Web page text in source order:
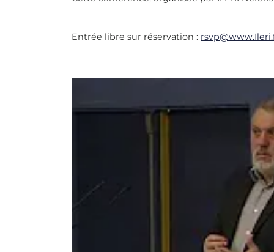
Entrée libre sur réservation :